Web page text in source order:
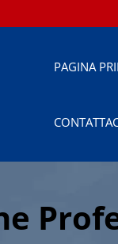
PAGINA